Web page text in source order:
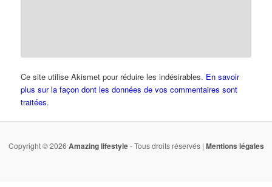
Ce site utilise Akismet pour réduire les indésirables. En savoir
plus sur la façon dont les données de vos commentaires sont
traitées.
Copyright © 2026 Amazing lifestyle- Tous droits réservés | Mentions légales